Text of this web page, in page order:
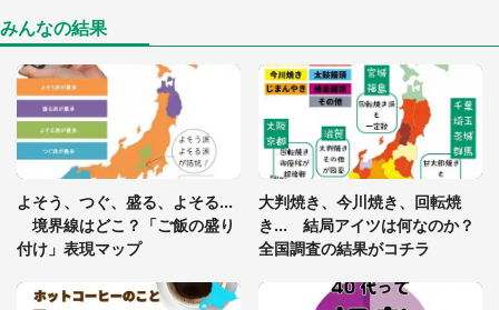
「ゾワゾワする」「本当に気持ち悪い」 道端でバ
グっちゃってた〝野生の野菜〟に6.5万人戦慄
座布団だろ」「食パンの耳」と1.4万人困惑
っ暗な道で遭難状態。なんとか見つけた民家に助け
みんなの結果
よそう、つぐ、盛る、よそる...
境界線はどこ？「ご飯の盛り
付け」表現マップ
大判焼き、今川焼き、回転焼
き... 結局アイツは何なのか？
全国調査の結果がコチラ